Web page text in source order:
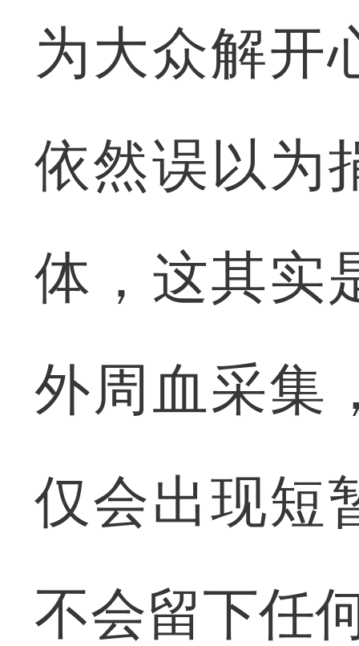
为大众解开
依然误以为
体，这其实
外周血采集
仅会出现短
不会留下任